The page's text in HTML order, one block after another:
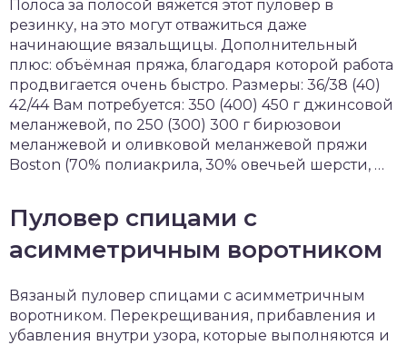
Полоса за полосой вяжется этот пуловер в
резинку, на это могут отважиться даже
начинающие вязальщицы. Дополнительный
плюс: объёмная пряжа, благодаря которой работа
продвигается очень быстро. Размеры: 36/38 (40)
42/44 Вам потребуется: 350 (400) 450 г джинсовой
меланжевой, по 250 (300) 300 г бирюзовои
меланжевой и олив­ковой меланжевой пряжи
Boston (70% полиакрила, 30% овечьей шер­сти, …
Пуловер спицами с
асимметричным воротником
Вязаный пуловер спицами с асимметричным
воротником. Перекрещивания, прибавления и
убавления внутри узора, которые выполняются и